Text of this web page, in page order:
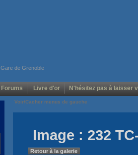
Gare de Grenoble
Forums Livre d'or N'hésitez pas à laisser
Voir/Cacher menus de gauche
Image : 232
Retour à la galerie